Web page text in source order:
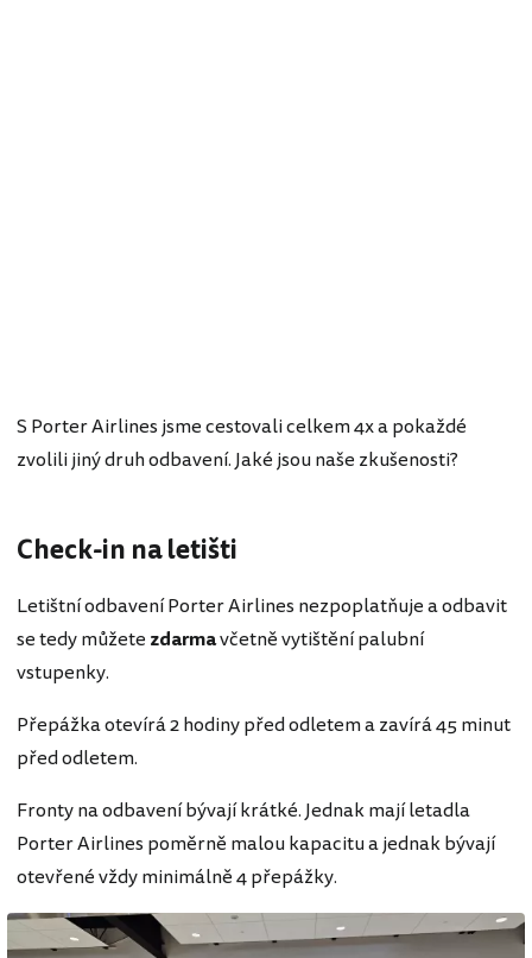
S Porter Airlines jsme cestovali celkem 4x a pokaždé
zvolili jiný druh odbavení. Jaké jsou naše zkušenosti?
Check-in na letišti
Letištní odbavení Porter Airlines nezpoplatňuje a odbavit
se tedy můžete zdarmavčetně vytištění palubní
vstupenky.
Přepážka otevírá 2 hodiny před odletem a zavírá 45 minut
před odletem.
Fronty na odbavení bývají krátké. Jednak mají letadla
Porter Airlines poměrně malou kapacitu a jednak bývají
otevřené vždy minimálně 4 přepážky.